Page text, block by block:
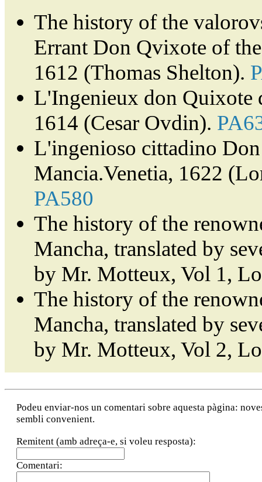
The history of the
Errant Don Qvixote of
1612 (Thomas Shelton).
L'Ingenieux don Quixote
1614 (Cesar Ovdin).
L'ingenioso cittadino
Mancia.Venetia, 1622
PA580
The history of the
Mancha, translated by
by Mr. Motteux, Vol 1,
The history of the
Mancha, translated by
by Mr. Motteux, Vol 2,
Podeu enviar-nos un comentari sobre aquesta pàgina:
sembli convenient.
Remitent (amb adreça-e, si voleu resposta):
Comentari: